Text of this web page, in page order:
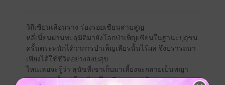
วิถีเซียนเลือนราง ร่องรอยเซียนสาบสูญ
หลี่เนี่ยนฝานทะลุมิติมายังโลกบำเพ็ญเซียนในฐานะปุถุชน
ครั้นตระหนักได้ว่าการบำเพ็ญเพียรนั้นไร้ผล จึงปรารถนา
เพียงได้ใช้ชีวิตอย่างสงบสุข
ไหนเลยจะรู้ว่า สุนัขที่เขาเก็บมาเลี้ยงจะกลายเป็นพญา
อสูร ผงาดง้ำบนโลกฝั่งหนึ่ง เพียงเพราะเฝ้ามองเขาวาด